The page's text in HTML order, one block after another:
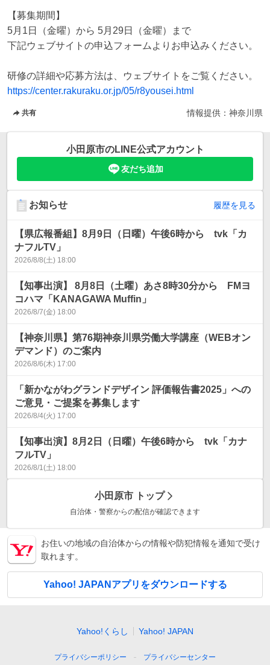
【募集期間】
5月1日（金曜）から 5月29日（金曜）まで
下記ウェブサイトの申込フォームよりお申込みください。
https://center.rakuraku.or.jp/05/r8yousei.html
共有 情報提供： 神奈川県
小田原市のLINE公式アカウント
友だち追加
お知らせ 履歴を見る
【県広報番組】8月9日（日曜）午後6時から tvk「カ
ナフルTV」
2026/8/8(土) 18:00
【知事出演】 8月8日（土曜）あさ8時30分から FMヨ
コハマ「KANAGAWA Muffin」
2026/8/7(金) 18:00
【神奈川県】第76期神奈川県労働大学講座（WEBオン
デマンド）のご案内
2026/8/6(木) 17:00
「新かながわグランドデザイン 評価報告書2025」への
ご意見・ご提案を募集します
2026/8/4(火) 17:00
【知事出演】8月2日（日曜）午後6時から tvk「カナ
フルTV」
2026/8/1(土) 18:00
小田原市 トップ
自治体・警察からの配信が確認できます
お住いの地域の自治体からの情報や防犯情報を通知で受け
取れます。
Yahoo! JAPANアプリをダウンロードする
Yahoo!くらし Yahoo! JAPAN
プライバシーポリシー プライバシーセンター